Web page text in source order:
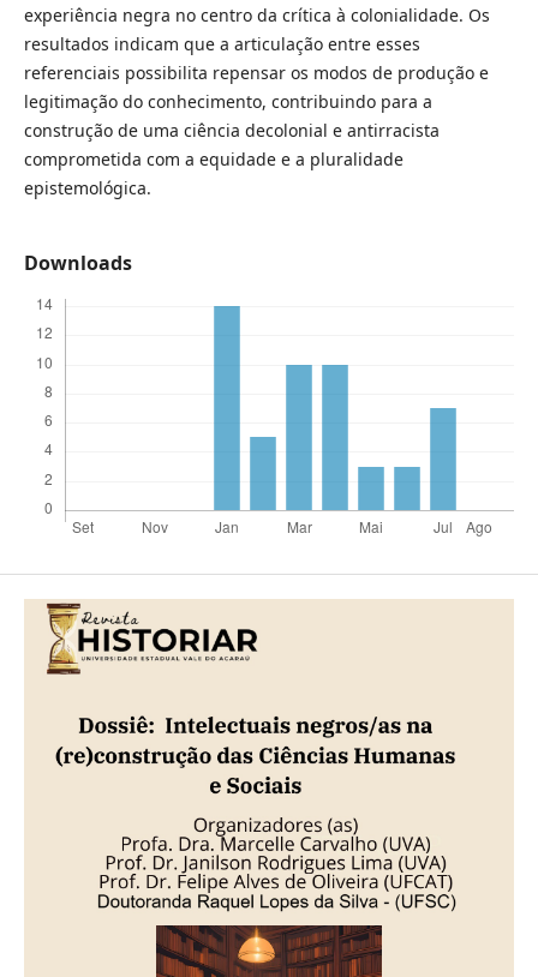
experiência negra no centro da crítica à colonialidade. Os
resultados indicam que a articulação entre esses
referenciais possibilita repensar os modos de produção e
legitimação do conhecimento, contribuindo para a
construção de uma ciência decolonial e antirracista
comprometida com a equidade e a pluralidade
epistemológica.
Downloads